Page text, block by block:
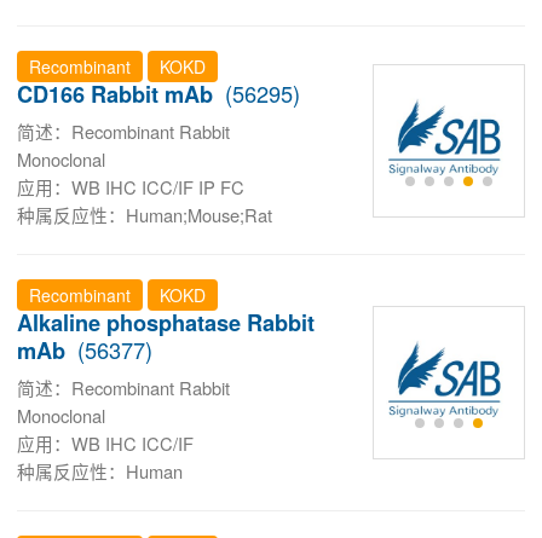
Recombinant KOKD
CD166 Rabbit mAb (56295)
简述：Recombinant Rabbit
Monoclonal
应用：WB IHC ICC/IF IP FC
种属反应性：Human;Mouse;Rat
Recombinant KOKD
Alkaline phosphatase Rabbit
mAb (56377)
简述：Recombinant Rabbit
Monoclonal
应用：WB IHC ICC/IF
种属反应性：Human